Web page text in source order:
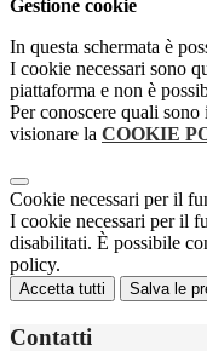
Gestione cookie
In questa schermata è
I cookie necessari sono
piattaforma e non è
Per conoscere quali
visionare la COOKIE
Cookie necessari per il
I cookie necessari per il
disabilitati. È possibile
policy.
Accetta tutti Salva le
Contatti